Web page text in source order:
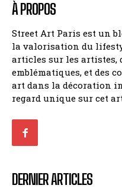
À PROPOS
Street Art Paris est un
la valorisation du
articles sur les artistes,
emblématiques, et des
art dans la décoration
regard unique sur cet
DERNIER ARTICLES